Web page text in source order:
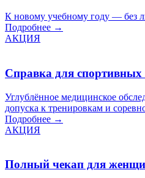
К новому учебному году — без
Подробнее →
АКЦИЯ
Справка для спортивных
Углублённое медицинское
допуска к тренировкам и
Подробнее →
АКЦИЯ
Полный чекап для